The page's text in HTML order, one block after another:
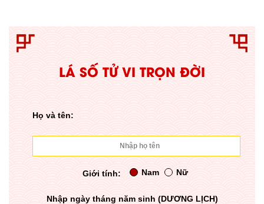
LÁ SỐ TỬ VI TRỌN ĐỜI
Họ và tên:
Giới tính: Nam Nữ
Nhập ngày tháng năm sinh (DƯƠNG LỊCH)